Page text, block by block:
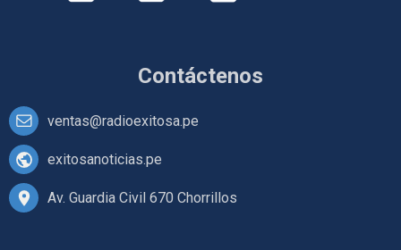
Contáctenos
ventas@radioexitosa.pe
exitosanoticias.pe
Av. Guardia Civil 670 Chorrillos